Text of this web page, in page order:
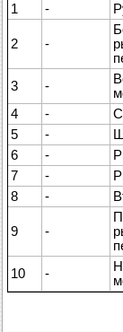
1 -
2 -
3
-
4
-
5
-
6
-
7
-
8
-
9 -
10
-